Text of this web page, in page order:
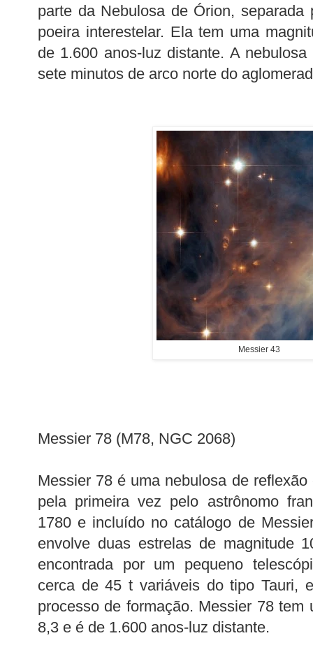
parte da Nebulosa de Órion,
poeira interestelar. Ela tem uma
de 1.600 anos-luz distante. A
sete minutos de arco norte do
Messier 43
Messier 78 (M78, NGC 2068)
Messier 78 é uma nebulosa de
pela primeira vez pelo astrônomo
1780 e incluído no catálogo de
envolve duas estrelas de magnitude
encontrada por um pequeno
cerca de 45 t variáveis ​​do tipo Tauri,
processo de formação. Messier 78 tem
8,3 e é de 1.600 anos-luz distante.